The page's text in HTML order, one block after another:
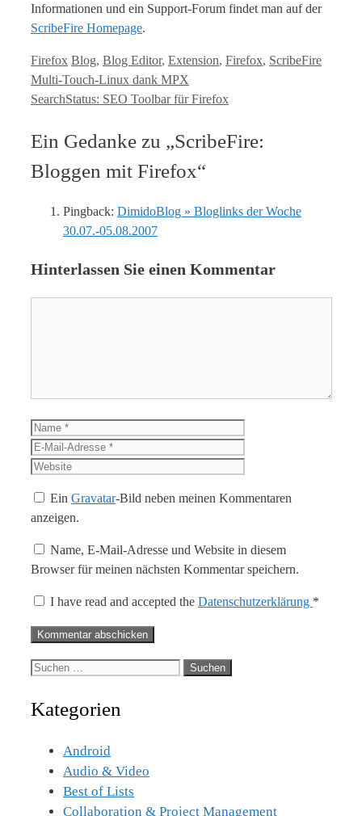
Informationen und ein Support-Forum findet man auf der
ScribeFire Homepage.
Kategorien
Firefox Tags
Blog, Blog Editor, Extension, Firefox, ScribeFire
Multi-Touch-Linux dank MPX
SearchStatus: SEO Toolbar für Firefox
Ein Gedanke zu „ScribeFire:
Bloggen mit Firefox“
Pingback: DimidoBlog » Bloglinks der Woche
30.07.-05.08.2007
Hinterlassen Sie einen Kommentar
Name
EinGravatar-Bild neben meinen Kommentaren
anzeigen.
Name, E-Mail-Adresse und Website in diesem
Browser für meinen nächsten Kommentar speichern.
I have read and accepted the Datenschutzerklärung *
Suche
Kategorien
Android
Audio & Video
Best of Lists
Collaboration & Project Management